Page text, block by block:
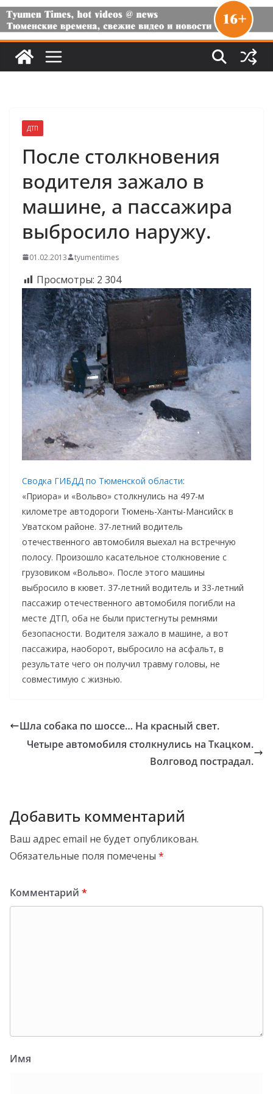
ДТП
После столкновения
водителя зажало в
машине, а пассажира
выбросило наружу.
01.02.2013 tyumentimes
Просмотры: 2 304
Сводка ГИБДД по Тюменской области:
«Приора» и «Вольво» столкнулись на 497-м
километре автодороги Тюмень-Ханты-Мансийск в
Уватском районе. 37-летний водитель
отечественного автомобиля выехал на встречную
полосу. Произошло касательное столкновение с
грузовиком «Вольво». После этого машины
выбросило в кювет. 37-летний водитель и 33-летний
пассажир отечественного автомобиля погибли на
месте ДТП, оба не были пристегнуты ремнями
безопасности. Водителя зажало в машине, а вот
пассажира, наоборот, выбросило на асфальт, в
результате чего он получил травму головы, не
совместимую с жизнью.
Шла собака по шоссе… На красный свет.
Четыре автомобиля столкнулись на Ткацком.
Волговод пострадал.
Добавить комментарий
Ваш адрес email не будет опубликован.
Обязательные поля помечены *
Комментарий *
Имя